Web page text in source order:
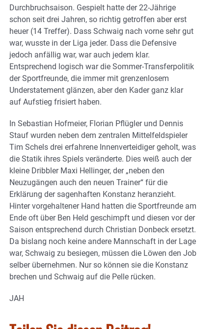
Durchbruchsaison. Gespielt hatte der 22-Jährige
schon seit drei Jahren, so richtig getroffen aber erst
heuer (14 Treffer). Dass Schwaig nach vorne sehr gut
war, wusste in der Liga jeder. Dass die Defensive
jedoch anfällig war, war auch jedem klar.
Entsprechend logisch war die Sommer-Transferpolitik
der Sportfreunde, die immer mit grenzenlosem
Understatement glänzen, aber den Kader ganz klar
auf Aufstieg frisiert haben.
In Sebastian Hofmeier, Florian Pflügler und Dennis
Stauf wurden neben dem zentralen Mittelfeldspieler
Tim Schels drei erfahrene Innenverteidiger geholt, was
die Statik ihres Spiels veränderte. Dies weiß auch der
kleine Dribbler Maxi Hellinger, der „neben den
Neuzugängen auch den neuen Trainer“ für die
Erklärung der sagenhaften Konstanz heranzieht.
Hinter vorgehaltener Hand hatten die Sportfreunde am
Ende oft über Ben Held geschimpft und diesen vor der
Saison entsprechend durch Christian Donbeck ersetzt.
Da bislang noch keine andere Mannschaft in der Lage
war, Schwaig zu besiegen, müssen die Löwen den Job
selber übernehmen. Nur so können sie die Konstanz
brechen und Schwaig auf die Pelle rücken.
JAH